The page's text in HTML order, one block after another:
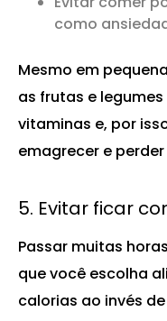
como
Mesmo em
as frutas e
vitaminas e, por
emagrecer e
5. Evitar ficar
Passar muitas
que você escolha
calorias ao invés